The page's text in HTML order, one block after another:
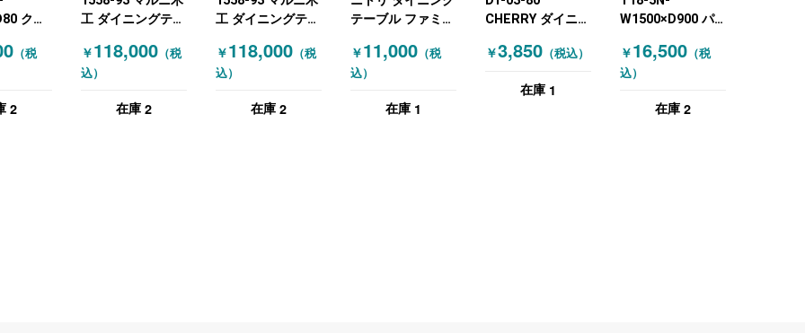
クレ
ーブル
（税
2
工 ダイニングテー
テーブル オーク材
天然木
木目（ナチュラ
￥118,000（税
込）
在庫 2
工 ダイニングテー
テーブル オーク天
然木
木目（ナチュラ
￥118,000（税
込）
在庫 2
テーブル ファミレ
チュラル）
￥11,000（税
込）
在庫 1
CHERRY ダイニン
（ホワイト）
￥3,850（税込）
在庫 1
W1500×D900 パ
グテーブル 木目
（ナチュラル）
￥16,500（税
込）
在庫 2